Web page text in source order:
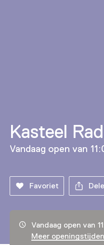
Kasteel
Vandaag open van
Favoriet
Openingstijden, adres
Vandaag open van
Meer openingstijden